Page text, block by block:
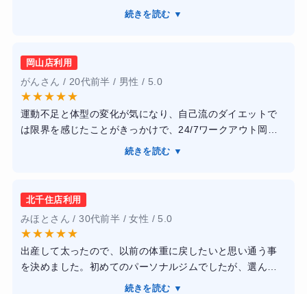
の指導も、愛のある厳しさでした。また、丁寧に教えて下
ったりフォームが綺麗だと褒めてもくださりモチベーショ
ンを上げながらトレーニングできました。
【結果】
結果、半年くらい通いましたが10キロ落としました！
また食事を意識したり水をたくさん飲むなど、生活習慣も
続きを読む ▼
岡山店利用
がんさん / 20代前半 / 男性 / 5.0
★★★★★
運動不足と体型の変化が気になり、自己流のダイエットで
は限界を感じたことがきっかけで、24/7ワークアウト岡山
店に通い始めました。短期間でしっかり結果を出し、健康
を気にせず集中でき、トレーナーの方がフォームや呼吸ま
で丁寧に指導してくれるため、運動が苦手な私でも安心し
て取り組めました。また、食事指導も無理な制限ではな
く、日常生活に取り入れやすい内容だった点がとても良か
ったです。通い続けるうちに体重が落ちただけでなく、体
が引き締まり、疲れにくくなるなど生活面でも良い変化を
実感できました。運動や食事への意識が自然と高まり、ト
続きを読む ▼
北千住店利用
みほとさん / 30代前半 / 女性 / 5.0
★★★★★
出産して太ったので、以前の体重に戻したいと思い通う事
を決めました。初めてのパーソナルジムでしたが、選んで
良かったです。当人の目標や悩みに寄り添いながら、最適
続きを読む ▼